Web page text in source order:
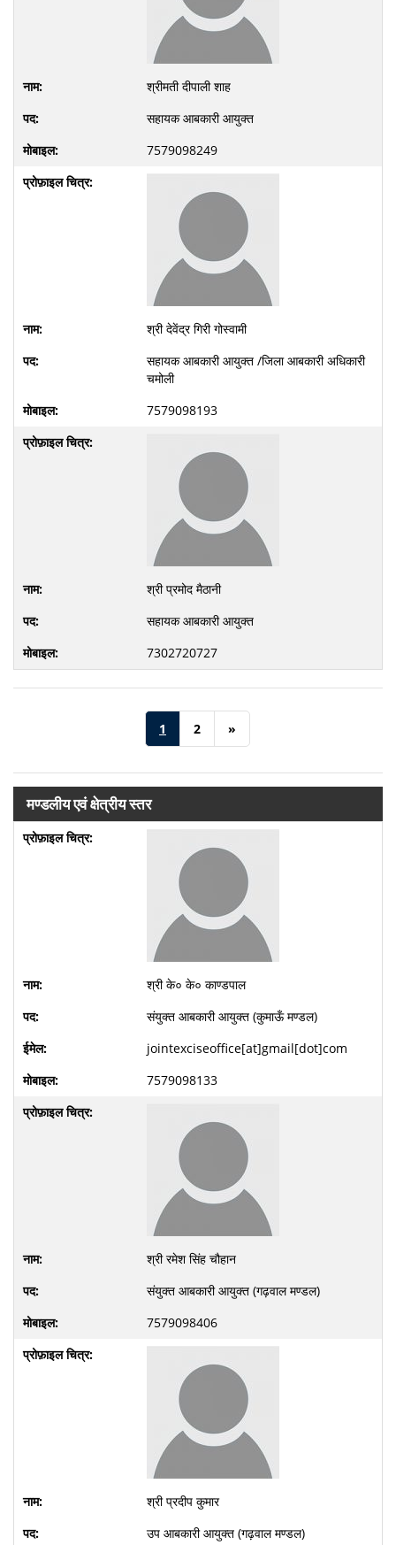
श्रीमती दीपाली शाह
सहायक आबकारी आयुक्त
7579098249
श्री देवेंद्र गिरी गोस्वामी
सहायक आबकारी आयुक्त /जिला आबकारी अधिकारी
चमोली
7579098193
श्री प्रमोद मैठानी
सहायक आबकारी आयुक्त
7302720727
1 2 »
मण्डलीय एवं क्षेत्रीय स्तर
श्री के० के० काण्डपाल
संयुक्त आबकारी आयुक्त (कुमाऊँ मण्डल)
jointexciseoffice[at]gmail[dot]com
7579098133
श्री रमेश सिंह चौहान
संयुक्त आबकारी आयुक्त (गढ़वाल मण्डल)
7579098406
श्री प्रदीप कुमार
उप आबकारी आयुक्त (गढ़वाल मण्डल)